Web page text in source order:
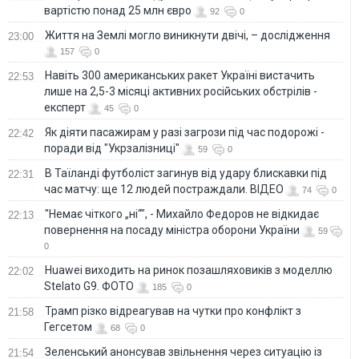
вартістю понад 25 млн євро
92 0
23:00 Життя на Землі могло виникнути двічі, – дослідження
157 0
22:53
Навіть 300 американських ракет Україні вистачить
лише на 2,5-3 місяці активних російських обстрілів -
експерт
45 0
22:42
Як діяти пасажирам у разі загрози під час подорожі -
поради від "Укрзалізниці"
59 0
22:31
В Таїланді футболіст загинув від удару блискавки під
час матчу: ще 12 людей постраждали. ВІДЕО
74 0
22:13
"Немає чіткого „ні“", - Михайло Федоров не відкидає
повернення на посаду міністра оборони України
59
0
22:02
Huawei виходить на ринок позашляховиків з моделлю
Stelato G9. ФОТО
185 0
21:58
Трамп різко відреагував на чутки про конфлікт з
Гегсетом
68 0
21:54 Зеленський анонсував звільнення через ситуацію із